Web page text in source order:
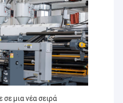
μια νέα σειρά